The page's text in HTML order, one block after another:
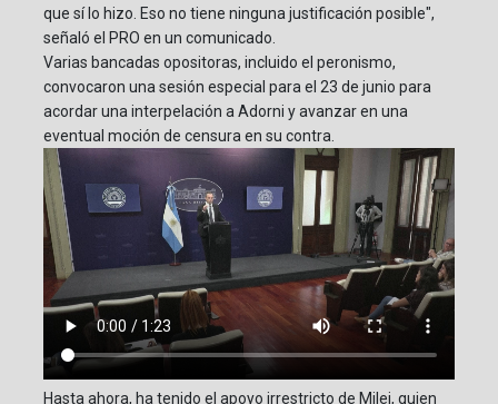
que sí lo hizo. Eso no tiene ninguna justificación posible",
señaló el PRO en un comunicado.
Varias bancadas opositoras, incluido el peronismo,
convocaron una sesión especial para el 23 de junio para
acordar una interpelación a Adorni y avanzar en una
eventual moción de censura en su contra.
Hasta ahora, ha tenido el apoyo irrestricto de Milei, quien